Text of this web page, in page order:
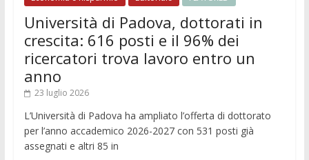
Università di Padova, dottorati in
crescita: 616 posti e il 96% dei
ricercatori trova lavoro entro un
anno
23 luglio 2026
L’Università di Padova ha ampliato l’offerta di dottorato
per l’anno accademico 2026-2027 con 531 posti già
assegnati e altri 85 in